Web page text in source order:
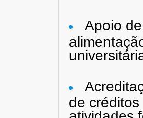
Apoio
de
atividades